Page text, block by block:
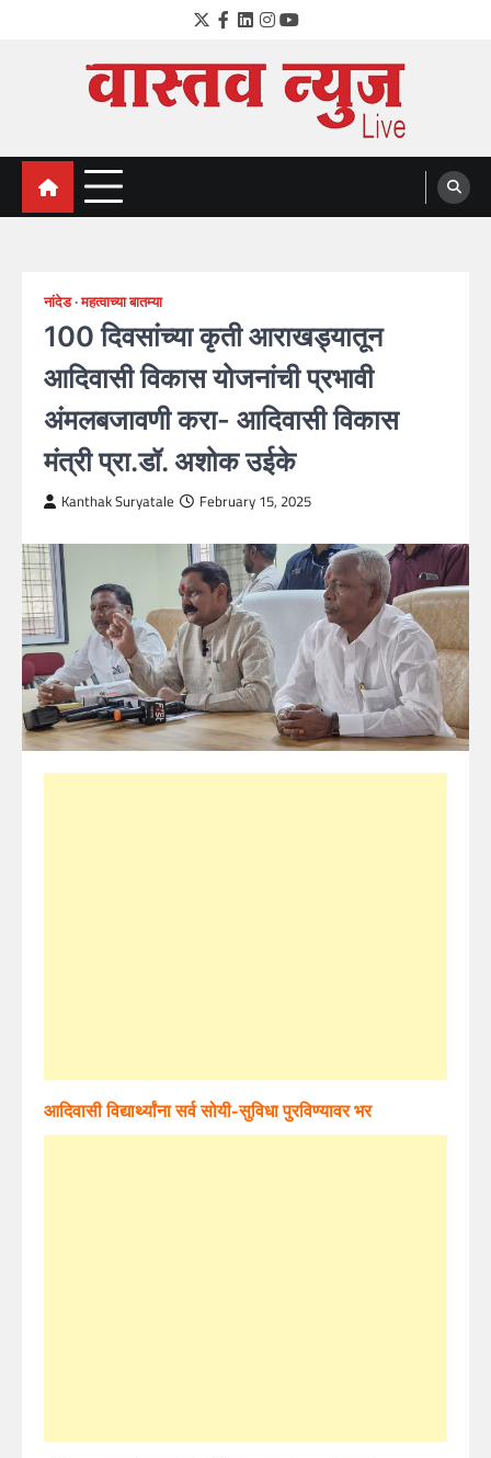
Twitter
Facebook
LinkedIn
Instagram
YouTube
VastavNEWSLive.com
a leading NEWS portal of Maharahstra
नांदेड महत्वाच्या बातम्या
100 दिवसांच्या कृती आराखड्यातून
आदिवासी विकास योजनांची प्रभावी
अंमलबजावणी करा- आदिवासी विकास
मंत्री प्रा.डॉ. अशोक उईके
Kanthak Suryatale February 15, 2025
आदिवासी विद्यार्थ्यांना सर्व सोयी-सुविधा पुरविण्यावर भर